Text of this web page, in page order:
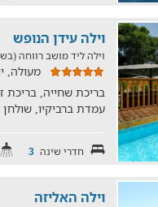
וילה עידן הנופש
וילה ליד מושב רווחה
מעולה,
עמדת ברביקיו, שולחן
חדרי שינה 3
וילה האליזה